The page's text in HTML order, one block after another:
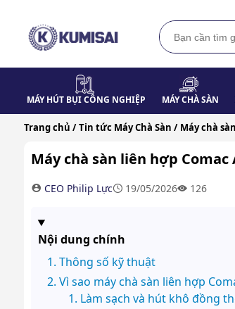
MÁY HÚT BỤI CÔNG NGHIỆP MÁY CHÀ SÀN
Trang chủ / Tin tức Máy Chà Sàn / Máy chà
Máy chà sàn liên hợp
CEO Philip Lực 19/05/2026 126
Nội dung chính
Thông số kỹ thuật
Vì sao máy chà sàn liên hợp
Làm sạch và hút khô đồng